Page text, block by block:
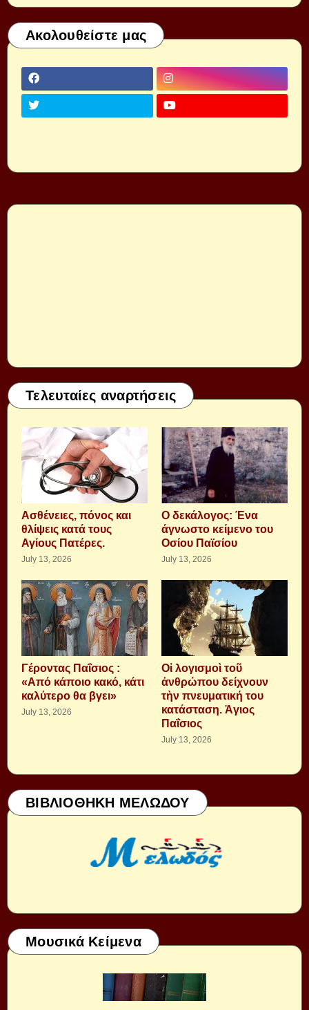
Ακολουθείστε μας
Τελευταίες αναρτήσεις
Aσθένειες, πόνος και
θλίψεις κατά τους
Αγίους Πατέρες.
July 13, 2026
Ο δεκάλογος: Ένα
άγνωστο κείμενο του
Οσίου Παϊσίου
July 13, 2026
Γέροντας Παΐσιος :
«Από κάποιο κακό, κάτι
καλύτερο θα βγει»
July 13, 2026
Οἱ λογισμοὶ τοῦ
ἀνθρώπου δείχνουν
τὴν πνευματική του
κατάσταση. Ἁγιος
Παΐσιος
July 13, 2026
ΒΙΒΛΙΟΘΗΚΗ ΜΕΛΩΔΟΥ
Μουσικά Κείμενα